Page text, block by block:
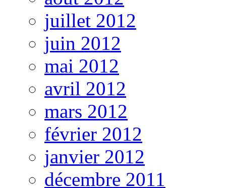
juillet 2012
juin 2012
mai 2012
avril 2012
mars 2012
février 2012
janvier 2012
décembre 2011